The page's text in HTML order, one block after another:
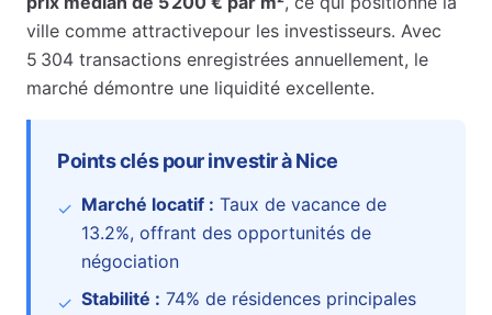
ville comme attractivepour les investisseurs. Avec
5 304 transactions enregistrées annuellement, le
marché démontre une liquidité excellente.
Points clés pour investir àNice
✓ Marché locatif : Taux de vacance de
13.2%, offrant des opportunités de
négociation
✓ Stabilité : 74% de résidences principales